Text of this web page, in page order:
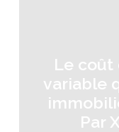
Le coût
variable
Par